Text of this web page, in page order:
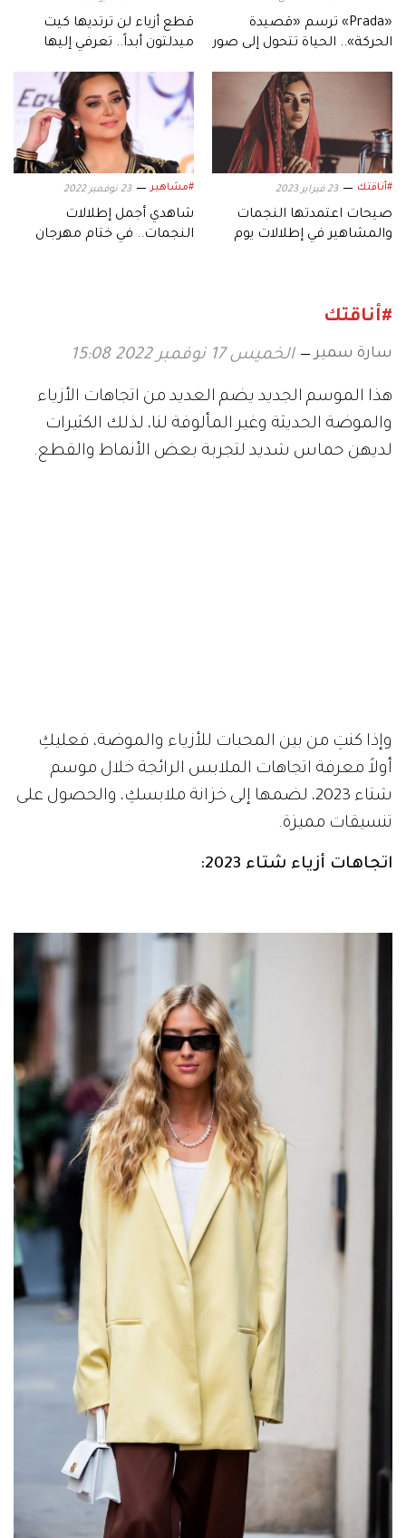
«Prada» ترسم «قصيدة
الحركة».. الحياة تتحول إلى صور
قطع أزياء لن ترتديها كيت
ميدلتون أبداً.. تعرفي إليها
#أناقتك 23 فبراير 2023
صيحات اعتمدتها النجمات
والمشاهير في إطلالات يوم
#مشاهير 23 نوفمبر 2022
شاهدي أجمل إطلالات
النجمات.. في ختام مهرجان
#أناقتك
سارة سمير الخميس 17 نوفمبر 2022 15:08
هذا الموسم الجديد يضم العديد من اتجاهات الأزياء
والموضة الحديثة وغير المألوفة لنا، لذلك الكثيرات
لديهن حماس شديد لتجربة بعض الأنماط والقطع.
وإذا كنتِ من بين المحبات للأزياء والموضة، فعليكِ
أولاً معرفة اتجاهات الملابس الرائجة خلال موسم
شتاء 2023، لضمها إلى خزانة ملابسكِ، والحصول على
تنسيقات مميزة.
اتجاهات أزياء شتاء 2023: